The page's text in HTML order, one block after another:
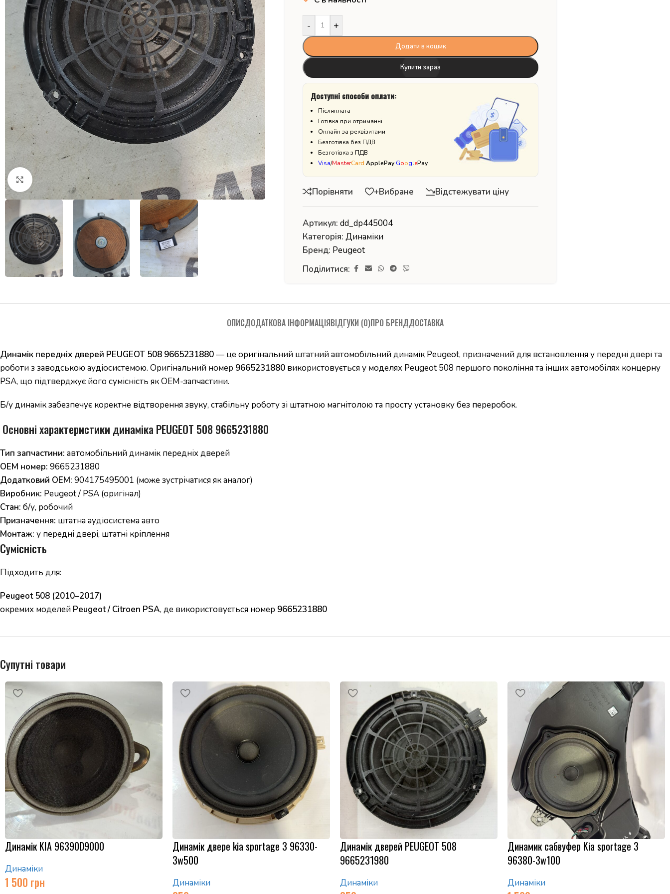
Натисніть, щоб збільшити
- +
Додати в кошик
Купити зараз
Доступні способи оплати:
Післяплата
Готівка при отриманні
Онлайн за реквізитами
Безготівка без ПДВ
Безготівка з ПДВ
Visa/MasterCard ApplePay GooglePay
Порівняти +Вибране Відстежувати ціну
Артикул:dd_dp445004
Категорія: Динаміки
Бренд: Peugeot
Поділитися:
ОПИСДОДАТКОВА ІНФОРМАЦІЯВІДГУКИ (0)ПРО БРЕНДДОСТАВКА
Динамік передніх дверей PEUGEOT 508 9665231880— це оригінальний штатний автомобільний динамік Peugeot, призначений для встановлення у передні двері та
роботи з заводською аудіосистемою. Оригінальний номер 9665231880 використовується у моделях Peugeot 508 першого покоління та інших автомобілях концерну
PSA, що підтверджує його сумісність як OEM-запчастини.
Б/у динамік забезпечує коректне відтворення звуку, стабільну роботу зі штатною магнітолою та просту установку без переробок.
️ Основні характеристики динаміка PEUGEOT 508 9665231880
Тип запчастини: автомобільний динамік передніх дверей
OEM номер: 9665231880
Додатковий OEM: 904175495001 (може зустрічатися як аналог)
Виробник: Peugeot / PSA (оригінал)
Стан: б/у, робочий
Призначення: штатна аудіосистема авто
Монтаж: у передні двері, штатні кріплення
Сумісність
Підходить для:
Peugeot 508 (2010–2017)
окремих моделей Peugeot / Citroen PSA, де використовується номер 9665231880
Супутні товари
Динамік KIA 96390D9000
Динаміки
1 500 грн
Динамік двере kia sportage 3 96330-
3w500
Динаміки
Динамік дверей PEUGEOT 508
9665231980
Динаміки
Динамик сабвуфер Kia sportage 3
96380-3w100
Динаміки